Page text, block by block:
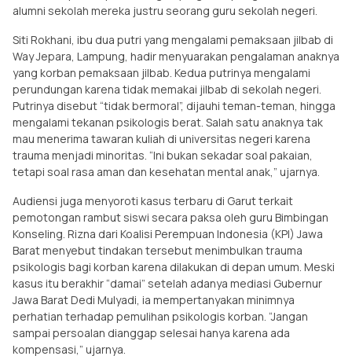
alumni sekolah mereka justru seorang guru sekolah negeri.
Siti Rokhani, ibu dua putri yang mengalami pemaksaan jilbab di
Way Jepara, Lampung, hadir menyuarakan pengalaman anaknya
yang korban pemaksaan jilbab. Kedua putrinya mengalami
perundungan karena tidak memakai jilbab di sekolah negeri.
Putrinya disebut “tidak bermoral”, dijauhi teman-teman, hingga
mengalami tekanan psikologis berat. Salah satu anaknya tak
mau menerima tawaran kuliah di universitas negeri karena
trauma menjadi minoritas. “Ini bukan sekadar soal pakaian,
tetapi soal rasa aman dan kesehatan mental anak,” ujarnya.
Audiensi juga menyoroti kasus terbaru di Garut terkait
pemotongan rambut siswi secara paksa oleh guru Bimbingan
Konseling. Rizna dari Koalisi Perempuan Indonesia (KPI) Jawa
Barat menyebut tindakan tersebut menimbulkan trauma
psikologis bagi korban karena dilakukan di depan umum. Meski
kasus itu berakhir “damai” setelah adanya mediasi Gubernur
Jawa Barat Dedi Mulyadi, ia mempertanyakan minimnya
perhatian terhadap pemulihan psikologis korban. “Jangan
sampai persoalan dianggap selesai hanya karena ada
kompensasi,” ujarnya.